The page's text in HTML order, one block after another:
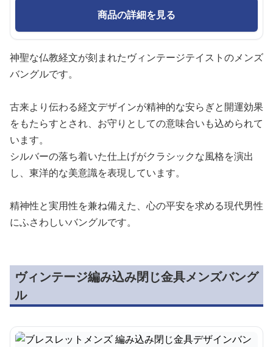
商品の詳細を見る
神聖な仏教経文が刻まれたヴィンテージテイストのメンズ
バングルです。
古来より伝わる経文デザインが精神的な安らぎと開運効果
をもたらすとされ、お守りとしての意味合いも込められて
います。
シルバーの落ち着いた仕上げがクラシックな風格を演出
し、東洋的な美意識を表現しています。
精神性と実用性を兼ね備えた、心の平安を求める現代男性
にふさわしいバングルです。
ヴィンテージ編み込み閉じ金具メンズバング
ル